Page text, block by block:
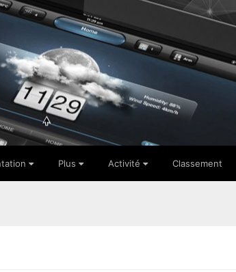
Plus Activité Classement